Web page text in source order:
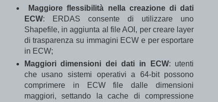
Maggiore flessibilità nella creazione di dati
ECW: ERDAS consente di utilizzare uno
Shapefile, in aggiunta al file AOI, per creare layer
di trasparenza su immagini ECW e per esportare
in ECW;
Maggiori dimensioni dei dati in ECW: utenti
che usano sistemi operativi a 64-bit possono
comprimere in ECW file dalle dimensioni
maggiori, settando la cache di compressione